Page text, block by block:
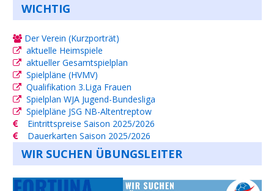
WICHTIG
Der Verein (Kurzporträt)
aktuelle Heimspiele
aktueller Gesamtspielplan
Spielpläne (HVMV)
Qualifikation 3.Liga Frauen
Spielplan WJA Jugend-Bundesliga
Spielpläne JSG NB-Altentreptow
Eintrittspreise Saison 2025/2026
Dauerkarten Saison 2025/2026
WIR SUCHEN ÜBUNGSLEITER